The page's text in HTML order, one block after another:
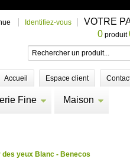
Identifiez-vous
VOTRE
0 produit
Accueil Espace client
Fine Maison
yeux Blanc - Benecos